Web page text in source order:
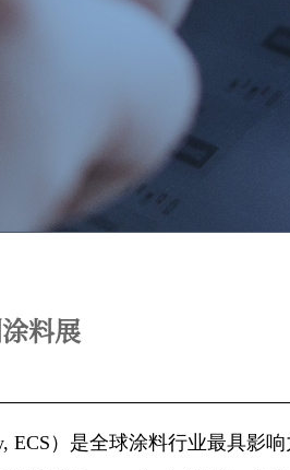
料展
ECS）是全球涂料行业最具影